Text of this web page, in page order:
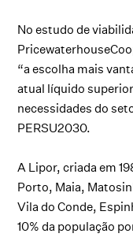
No estudo de
“a escolha mais
atual líquido
necessidades do
PERSU2030.
A Lipor, criada em
Porto, Maia,
Vila do Conde,
10% da população